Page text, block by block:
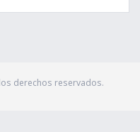
derechos reservados.